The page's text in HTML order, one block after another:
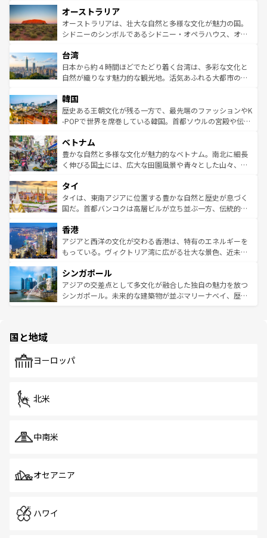
部のニューオーリンズでは、音楽と美食が融合した独特の
文化が魅力。旅行者はアメリカの各地域で異なる魅力を楽
しみながら、その多様性と豊かな歴史を感じることができ
ならではの贅沢な旅のスタイルだ。 なお、新着のアメリカ
情報はコンテンツ一覧を参照してほしい。
ワイ島は見逃せない。また、定番の観光地といえばオアフ
島だが、静かな自然を求めるならマウイ島やカウアイ島が
おすすめ。エメラルドグリーンに輝く海をはじめ、豊かな
れるおもてなしの心で訪れる人々を迎えてくれるハワイの
人々、おいしいローカルフードやハワイアンミュージッ
ク、伝統的なフラダンスなど、すべてがハワイの魅力を彩
ワイを、存分に味わってほしい。 なお、新着のハワイ情報
はコンテンツ一覧を参照してほしい。
オーストラリア
オーストラリアは、壮大な自然と多様な文化が魅力の国。
シドニーのシンボルであるシドニー・オペラハウス、オー
リアリーフや大陸中央部にそびえるウルル（エアーズロッ
ク）、タスマニアの美しい原生林やケアンズの熱帯雨林な
ど、見どころがたくさん。また、カフェやワイン、オージ
いる。アクティビティも充実しており、サーフィンやダイ
ビング、ハイキングなど、アウトドア好きにはたまらな
い。オーストラリアの多彩な魅力を存分に味わいつくそ
参照してほしい。
台湾
日本から約４時間ほどでたどり着く台湾は、多彩な文化と
自然が織りなす魅力的な観光地。活気あふれる大都市の台
ン）、静ひつな山岳地帯である台湾東部など、都市の喧騒
と山間の静けさが共存しており、訪れる人に新しい発見と
驚きをもたらしてくれる。また、奥深い台湾の食文化も魅
容にもいいと評判のスイーツなど、バラエティ豊かな料理
が味わえる。 なお、新着の台湾情報は コンテンツ一覧を参
照してほしい。
韓国
歴史ある王朝文化が残る一方で、最先端のファッションやK
-POPで世界を席巻している韓国。首都ソウルの宮殿や伝統
き、地方に足を延ばせば四季折々の自然美を楽しむことが
できる。そして、キムチや焼肉、絶品のストリートフード
まで、さまざまな韓国料理が待っている。夜には、韓国な
リティに包まれながら、韓国の多彩な魅力を心ゆくまで味
わってみてほしい。 なお、新着の韓国情報はコンテンツ一
覧を参照してほしい。
ベトナム
豊かな自然と多様な文化が魅力的なベトナム。南北に細長
く伸びる国土には、広大な田園風景や青々とした山々、世
急速な発展と共に伝統が息づく。ハノイの古い町並みやホ
ーチミン市のフランス統治時代の建物も、独特の雰囲気を
醸し出している。また、バラエティの豊かさとおいしさで
とつ。フォーやバインミー、ベトナムコーヒーなどは、ぜ
ひ現地で味わいたい。どの地域を訪れてもあたたかい人々
が旅行者を迎えてくれるので、きっと忘れられない旅にな
参照してほしい。
タイ
タイは、東南アジアに位置する豊かな自然と歴史が息づく
国だ。首都バンコクは高層ビルが立ち並ぶ一方、伝統的な
の活気が交差している。北部ではチェンマイなどの山岳地
帯で自然と触れ合い、南部ではプーケットやクラビの美し
いビーチでリゾート気分を楽しむことができる。タイ料理
激する。気候は一年中温暖で、どの季節にも異なる楽しみ
が待っている。親しみやすいタイの人々、仏教を中心とし
た文化、そして多様な観光資源が、訪れる旅人を魅了し続
香港
アジアと西洋の文化が交わる香港は、特有のエネルギーを
もっている。ヴィクトリア湾に広がる壮大な景色、近未来
み、どこを訪れても感動するはず。観光スポットが密集し
ており、効率よく見どころを回れるのも魅力。息をのむよ
うな絶景から文化的な体験まで、香港を存分に楽しみ尽く
シンガポール
アジアの交差点として多文化が融合した独自の魅力を放つ
シンガポール。未来的な建築物が並ぶマリーナベイ、歴史
で、ホーカーズは地元の風情を楽しめる外せないスポット
国と地域
ヨーロッパ
北米
中南米
オセアニア
ハワイ